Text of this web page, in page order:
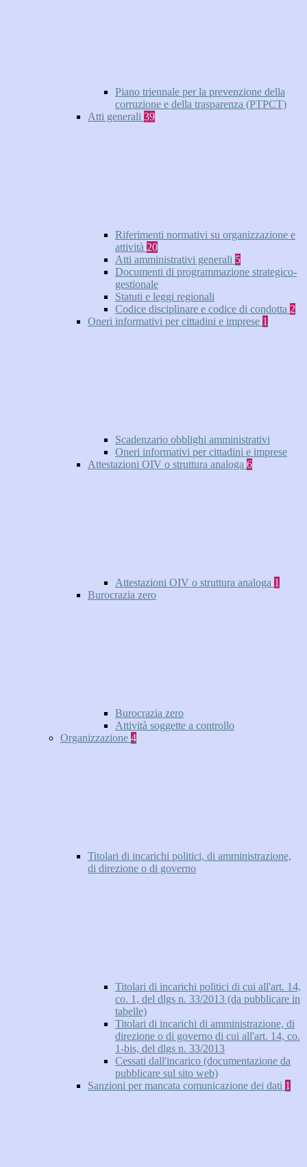
Piano triennale per la prevenzione della
corruzione e della trasparenza (PTPCT)
Atti generali 39
Riferimenti normativi su organizzazione e
attività 20
Atti amministrativi generali 5
Documenti di programmazione strategico-
gestionale
Statuti e leggi regionali
Codice disciplinare e codice di condotta 2
Oneri informativi per cittadini e imprese 1
Scadenzario obblighi amministrativi
Oneri informativi per cittadini e imprese
Attestazioni OIV o struttura analoga 6
Attestazioni OIV o struttura analoga 1
Burocrazia zero
Burocrazia zero
Attività soggette a controllo
Organizzazione 4
Titolari di incarichi politici, di amministrazione,
di direzione o di governo
Titolari di incarichi politici di cui all'art. 14,
co. 1, del dlgs n. 33/2013 (da pubblicare in
tabelle)
Titolari di incarichi di amministrazione, di
direzione o di governo di cui all'art. 14, co.
1-bis, del dlgs n. 33/2013
Cessati dall'incarico (documentazione da
pubblicare sul sito web)
Sanzioni per mancata comunicazione dei dati 1